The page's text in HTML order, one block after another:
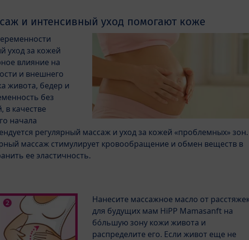
и интенсивный уход помогают коже
уход за кожей
влияние на
и внешнего
живота, бедер и
без
в качестве
начала
регулярный массаж и уход за кожей «проблемных» зон.
массаж стимулирует кровообращение и обмен веществ в
ее эластичность.
Нанесите массажное масло от
для будущих мам HiPP Mamasanft на
бóльшую зону кожи живота и
распределите его. Если живот еще не